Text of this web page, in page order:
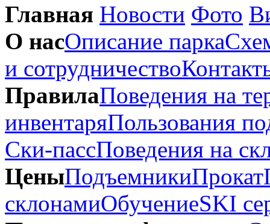
Главная Новости Фото
О насОписание парка
и сотрудничество
ПравилаПоведения на
инвентаряПользования
Ски-пассПоведения на
ЦеныПодъемникиПрокат
склонамиОбучениеSKI